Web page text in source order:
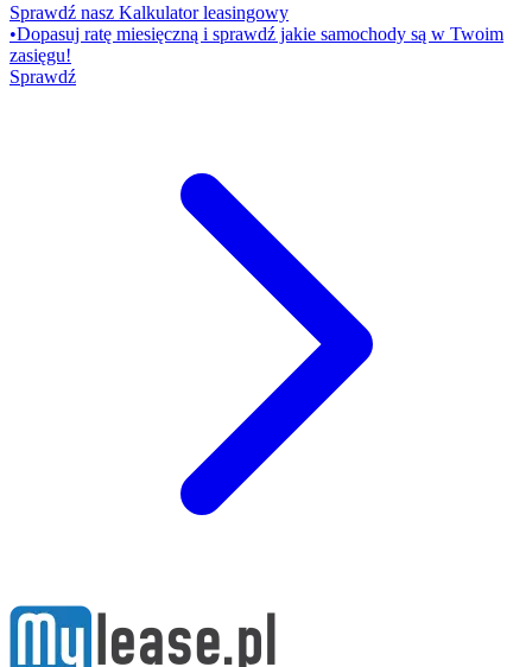
Sprawdź nasz Kalkulator leasingowy
•Dopasuj ratę miesięczną i sprawdź jakie samochody są w Twoim
zasięgu!
Sprawdź